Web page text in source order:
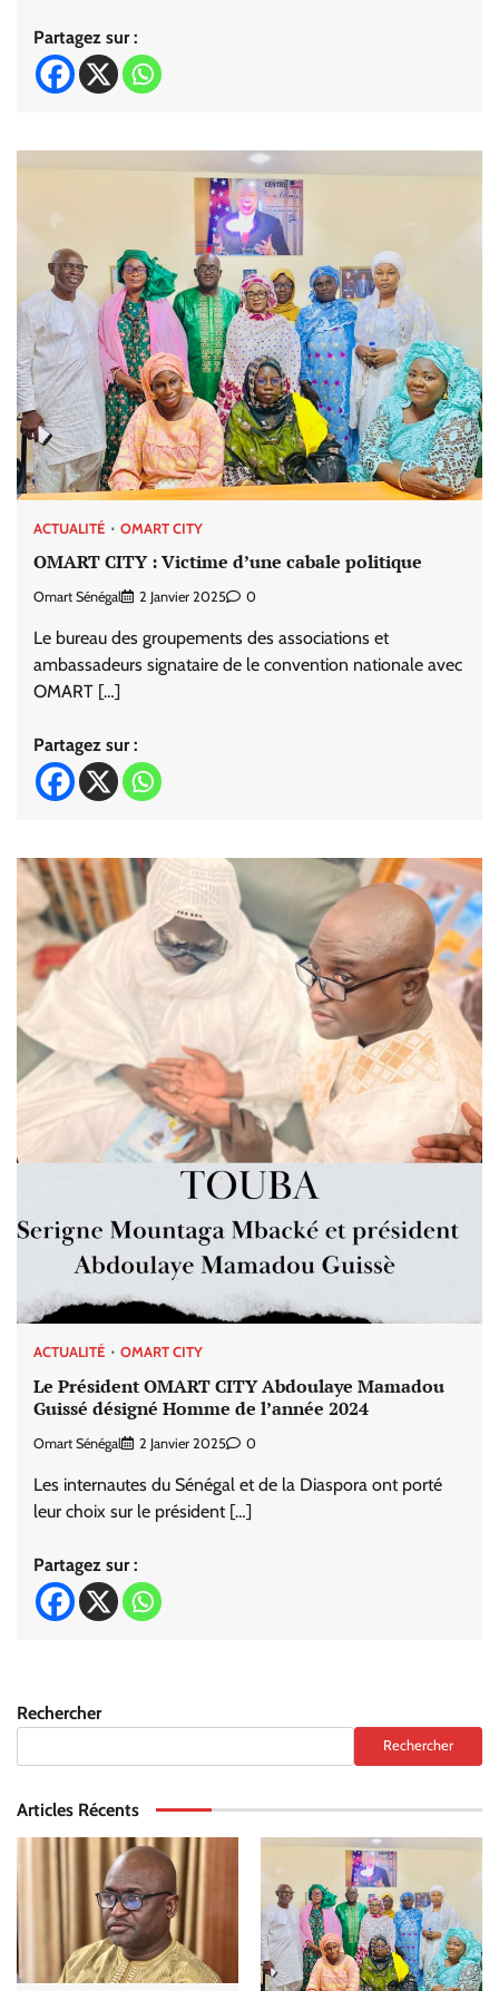
Partagez sur :
ACTUALITÉ OMART CITY
OMART CITY : Victime d’une cabale politique
Omart Sénégal 2 Janvier 2025 0
Le bureau des groupements des associations et
ambassadeurs signataire de le convention nationale avec
OMART […]
Partagez sur :
ACTUALITÉ OMART CITY
Le Président OMART CITY Abdoulaye Mamadou
Guissé désigné Homme de l’année 2024
Omart Sénégal 2 Janvier 2025 0
Les internautes du Sénégal et de la Diaspora ont porté
leur choix sur le président […]
Partagez sur :
Rechercher
Rechercher
Articles Récents